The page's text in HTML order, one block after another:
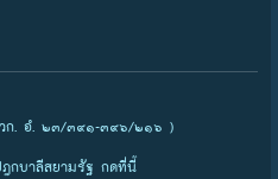
ก. อํ. ๒๓/๓๙๑-๓๙๖/๒๑๖ )
ฎกบาลีสยามรัฐ กดที่นี้